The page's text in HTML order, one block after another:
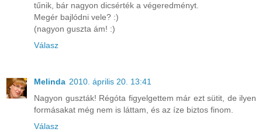
tűnik, bár nagyon dicsérték a végeredményt.
Megér bajlódni vele? :)
(nagyon guszta ám! :)
Válasz
Melinda 2010. április 20. 13:41
Nagyon guszták! Régóta figyelgettem már ezt sütit, de ilyen
formásakat még nem is láttam, és az íze biztos finom.
Válasz